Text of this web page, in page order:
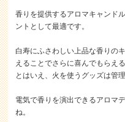
香りを提供するアロマキャンド
ントとして最適です。
白寿にふさわしい上品な香りの
えることでさらに喜んでもらえる
とはいえ、火を使うグッズは管
電気で香りを演出できるアロマ
ね。